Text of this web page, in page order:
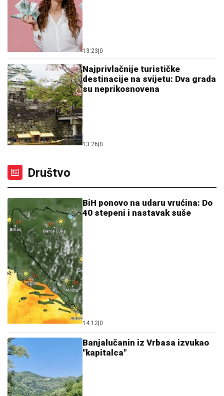
13:23|0
Najprivlačnije turističke
destinacije na svijetu: Dva grada
su neprikosnovena
13:26|0
Društvo
BiH ponovo na udaru vrućina: Do
40 stepeni i nastavak suše
14:12|0
Banjalučanin iz Vrbasa izvukao
"kapitalca"